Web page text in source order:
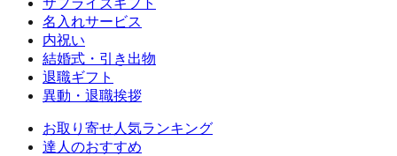
名入れサービス
内祝い
結婚式・引き出物
退職ギフト
異動・退職挨拶
お取り寄せ人気ランキング
達人のおすすめ